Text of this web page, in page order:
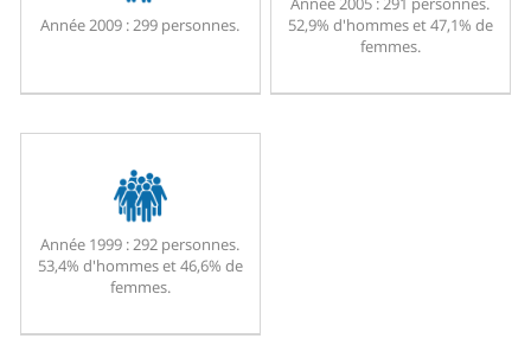
Année 2009 :299 personnes.
52,9% d'hommes et 47,1% de
femmes.
Année 1999 :292 personnes.
53,4% d'hommes et 46,6% de
femmes.